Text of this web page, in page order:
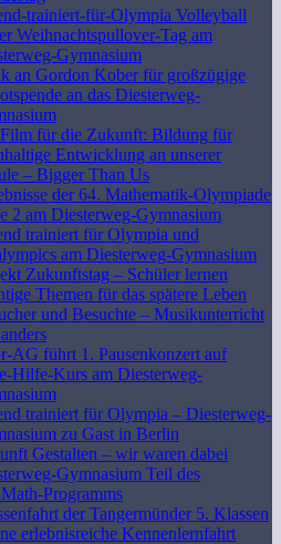
trainiert-für-Olympia Volleyball
Weihnachtspullover-Tag am
Gymnasium
an Gordon Kober für großzügige
an das Diesterweg-
für die Zukunft: Bildung für
Entwicklung an unserer
– Bigger Than Us
der 64. Mathematik-Olympiade
2 am Diesterweg-Gymnasium
trainiert für Olympia und
am Diesterweg-Gymnasium
Zukunftstag – Schüler lernen
Themen für das spätere Leben
und Besuchte – Musikunterricht
AG führt 1. Pausenkonzert auf
Hilfe-Kurs am Diesterweg-
trainiert für Olympia – Diesterweg-
zu Gast in Berlin
Gestalten – wir waren dabei
Gymnasium Teil des
Programms
der Tangermünder 5. Klassen
erlebnisreiche Kennenlernfahrt